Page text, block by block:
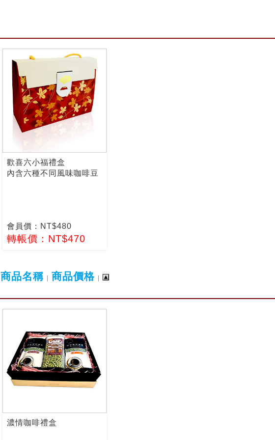
歡喜六小福禮盒
內含六種不同風味咖啡豆
會員價：NT$480
轉帳價：NT$470
商品名稱 | 商品價格 |
濃情咖啡禮盒